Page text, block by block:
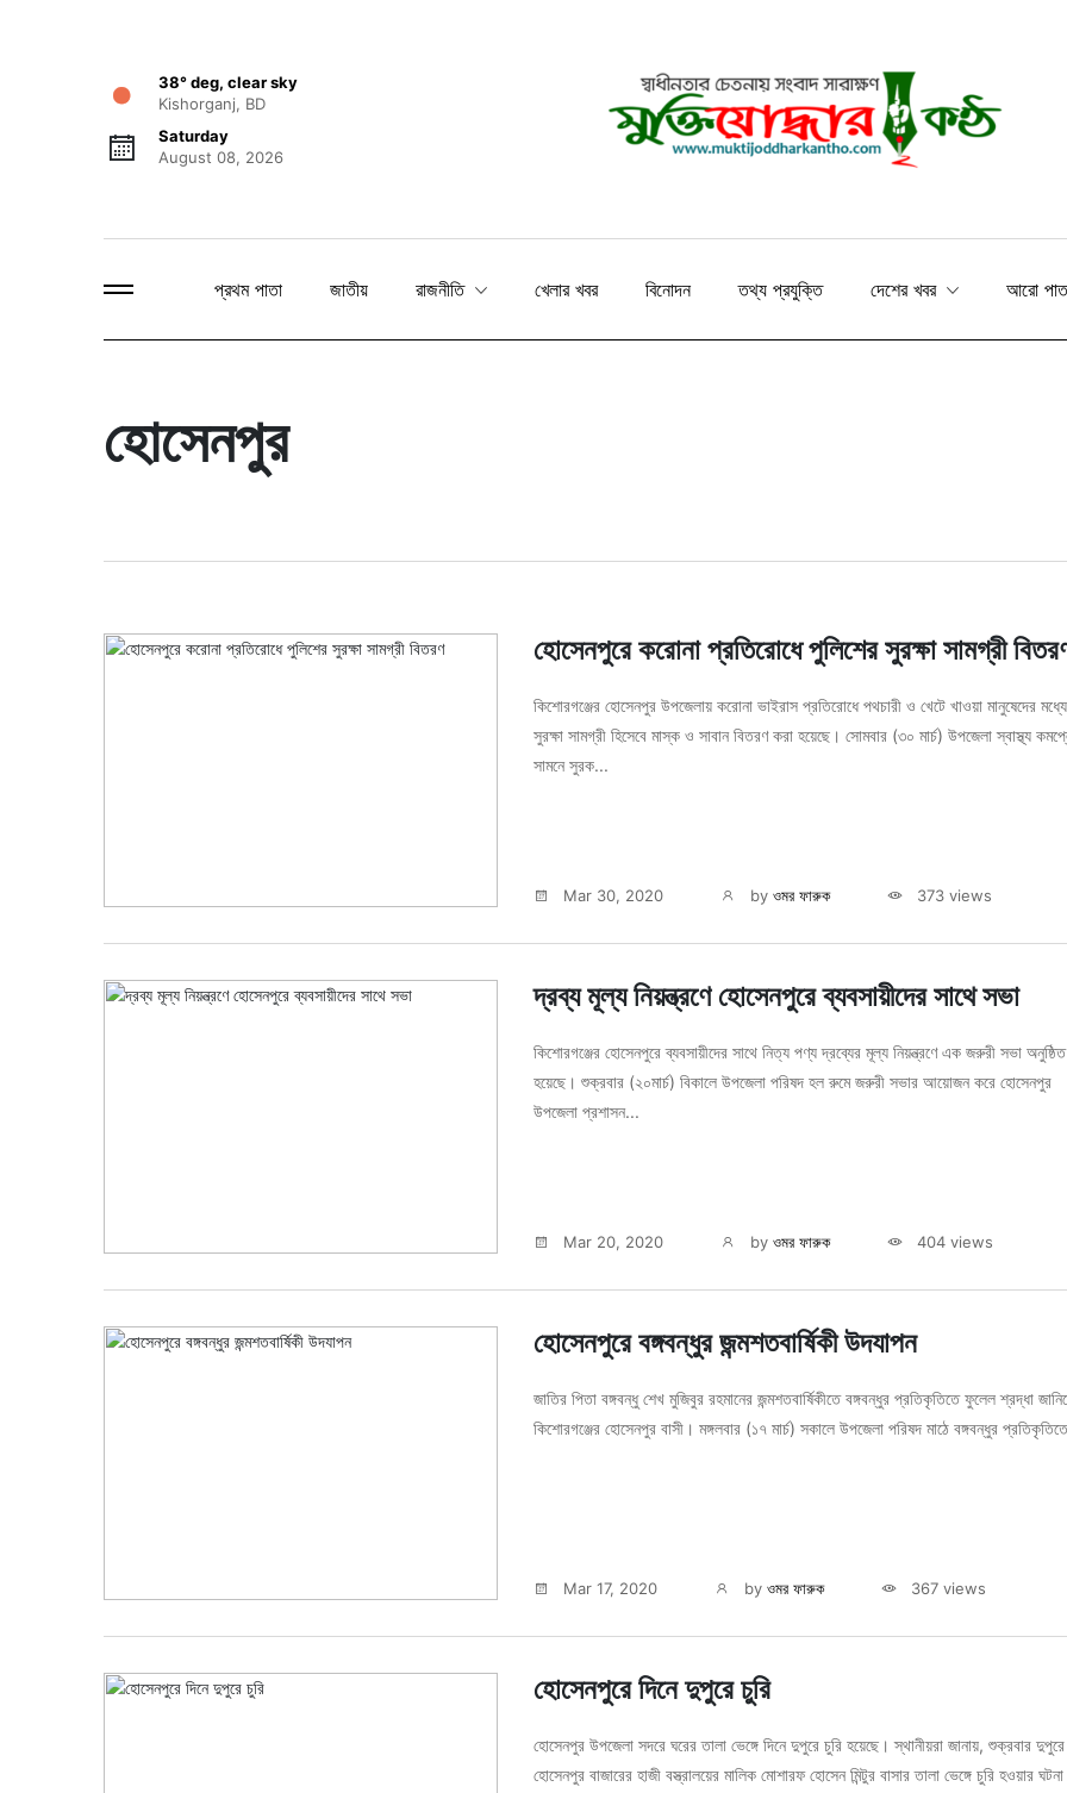
38° deg, clear sky
Kishorganj, BD
Saturday
August 08, 2026
প্রথম পাতা জাতীয় রাজনীতি খেলার খবর বিনোদন তথ্য প্রযুক্তি দেশের খবর আরো
হোসেনপুর
হোসেনপুরে করোনা প্রতিরোধে পুলিশের সুরক্ষা সামগ্রী
কিশোরগঞ্জের হোসেনপুর উপজেলায় করোনা ভাইরাস প্রতিরোধে পথচারী ও খেটে খাওয়া মানুষেদের মধ্যে
সুরক্ষা সামগ্রী হিসেবে মাস্ক ও সাবান বিতরণ করা হয়েছে। সোমবার (৩০ মার্চ) উপজেলা স্বাস্থ্য
সামনে সুরক...
Mar 30, 2020 byওমর ফারুক 373 views
দ্রব্য মূল্য নিয়ন্ত্রণে হোসেনপুরে ব্যবসায়ীদের সাথে সভা
কিশোরগঞ্জের হোসেনপুরে ব্যবসায়ীদের সাথে নিত্য পণ্য দ্রব্যের মূল্য নিয়ন্ত্রণে এক জরুরী সভা অনুষ্ঠিত
হয়েছে। শুক্রবার (২০মার্চ) বিকালে উপজেলা পরিষদ হল রুমে জরুরী সভার আয়োজন করে হোসেনপুর
উপজেলা প্রশাসন...
Mar 20, 2020 byওমর ফারুক 404 views
হোসেনপুরে বঙ্গবন্ধুর জন্মশতবার্ষিকী উদযাপন
জাতির পিতা বঙ্গবন্ধু শেখ মুজিবুর রহমানের জন্মশতবার্ষিকীতে বঙ্গবন্ধুর প্রতিকৃতিতে ফুলেল শ্রদ্ধা
কিশোরগঞ্জের হোসেনপুর বাসী। মঙ্গলবার (১৭ মার্চ) সকালে উপজেলা পরিষদ মাঠে বঙ্গবন্ধুর
Mar 17, 2020 byওমর ফারুক 367 views
হোসেনপুরে দিনে দুপুরে চুরি
হোসেনপুর উপজেলা সদরে ঘরের তালা ভেঙ্গে দিনে দুপুরে চুরি হয়েছে। স্থানীয়রা জানায়, শুক্রবার দুপুরে
হোসেনপুর বাজারের হাজী বস্ত্রালয়ের মালিক মোশারফ হোসেন মিন্টুর বাসার তালা ভেঙ্গে চুরি হওয়ার ঘটনা